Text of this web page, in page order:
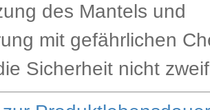
des Mantels und
mit gefährlichen
Sicherheit nicht